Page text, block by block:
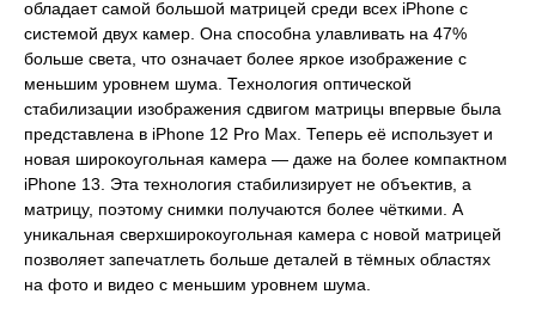
обладает самой большой матрицей среди всех iPhone с
системой двух камер. Она способна улавливать на 47%
больше света, что означает более яркое изображение с
меньшим уровнем шума. Технология оптической
стабилизации изображения сдвигом матрицы впервые была
представлена в iPhone 12 Pro Max. Теперь её использует и
новая широкоугольная камера — даже на более компактном
iPhone 13. Эта технология стабилизирует не объектив, а
матрицу, поэтому снимки получаются более чёткими. А
уникальная сверхширокоугольная камера с новой матрицей
позволяет запечатлеть больше деталей в тёмных областях
на фото и видео с меньшим уровнем шума.